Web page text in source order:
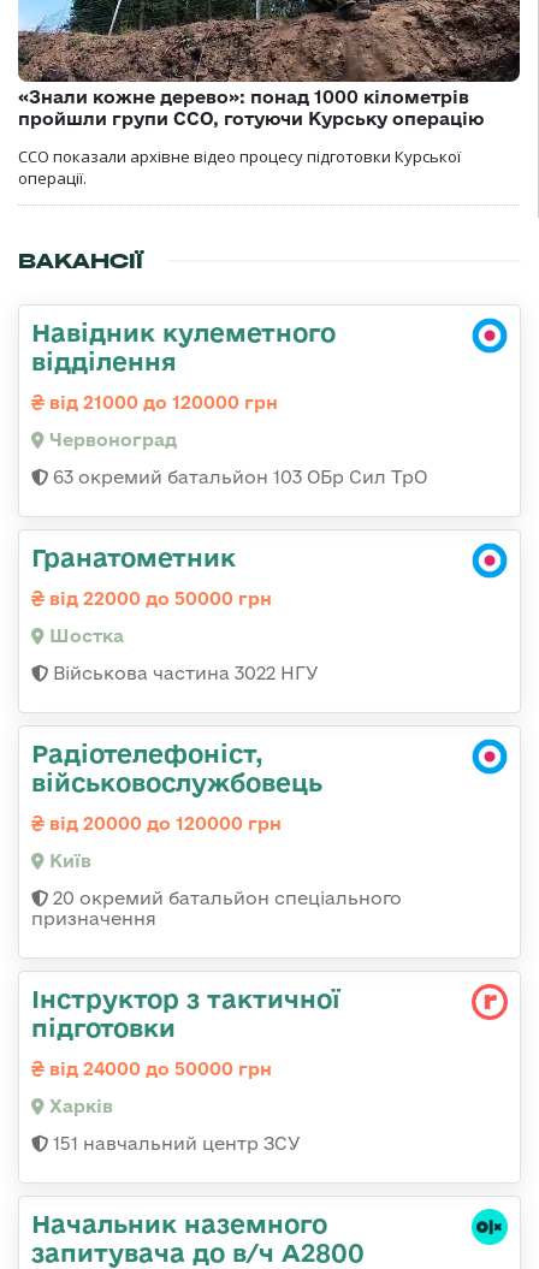
«Знали кожне дерево»: понад 1000 кілометрів
пройшли групи ССО, готуючи Курську операцію
ССО показали архівне відео процесу підготовки Курської
операції.
ВАКАНСІЇ
Навідник кулеметного
відділення
від 21000 до 120000 грн
Червоноград
63 окремий батальйон 103 ОБр Сил ТрО
Гранатометник
від 22000 до 50000 грн
Шостка
Військова частина 3022 НГУ
Радіотелефоніст,
військовослужбовець
від 20000 до 120000 грн
Київ
20 окремий батальйон спеціального
призначення
Інструктор з тактичної
підготовки
від 24000 до 50000 грн
Харків
151 навчальний центр ЗСУ
Начальник наземного
запитувача до в/ч А2800